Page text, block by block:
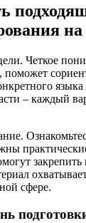
на
Четкое
поможет
– каждый
сфере.